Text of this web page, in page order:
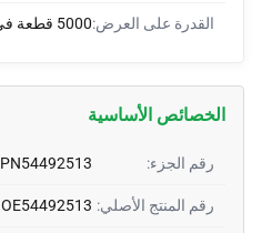
القدرة على العرض:5000 قطعة في الشهر
الخصائص الأساسية
رقم الجزء: PN54492513
رقم المنتج الأصلي: OE54492513